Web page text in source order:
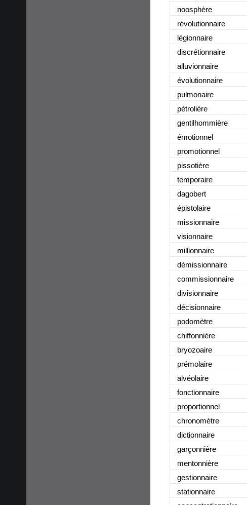
noosphère
révolutionnaire
légionnaire
discrétionnaire
alluvionnaire
évolutionnaire
pulmonaire
pétrolière
gentilhommière
émotionnel
promotionnel
pissotière
temporaire
dagobert
épistolaire
missionnaire
visionnaire
millionnaire
démissionnaire
commissionnaire
divisionnaire
décisionnaire
podomètre
chiffonnière
bryozoaire
prémolaire
alvéolaire
fonctionnaire
proportionnel
chronomètre
dictionnaire
garçonnière
mentonnière
gestionnaire
stationnaire